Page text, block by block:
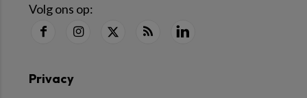
Volg ons op:
Privacy